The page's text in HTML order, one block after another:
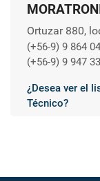
Ortuzar 880,
(+56-9) 9 864
(+56-9) 9 947
¿Desea ver el
Técnico?